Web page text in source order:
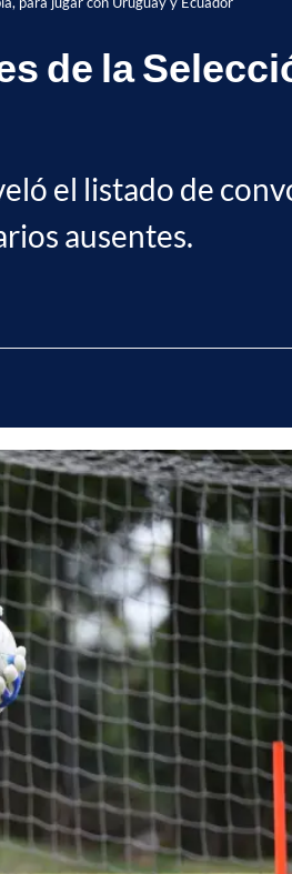
de la
el listado de
ausentes.